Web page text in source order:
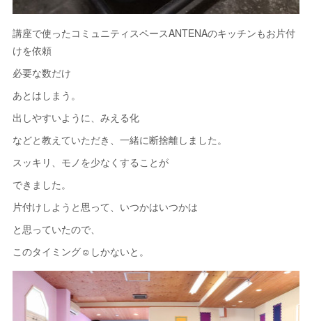
講座で使ったコミュニティスペースANTENAのキッチンもお片付
けを依頼
必要な数だけ
あとはしまう。
出しやすいように、みえる化
などと教えていただき、一緒に断捨離しました。
スッキリ、モノを少なくすることが
できました。
片付けしようと思って、いつかはいつかは
と思っていたので、
このタイミング☺しかないと。